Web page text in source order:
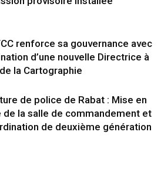
renforce sa gouvernance avec
d’une nouvelle Directrice à
la Cartographie
de police de Rabat : Mise en
de la salle de commandement et
de deuxième génération